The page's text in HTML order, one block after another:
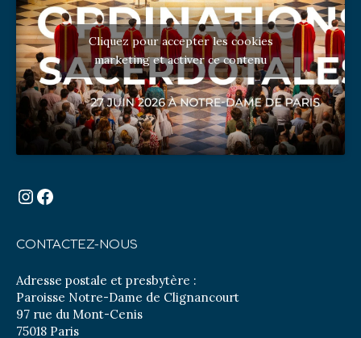
Cliquez pour accepter les cookies
marketing et activer ce contenu
Instagram
Facebook
CONTACTEZ-NOUS
Adresse postale et presbytère :
Paroisse Notre-Dame de Clignancourt
97 rue du Mont-Cenis
75018 Paris